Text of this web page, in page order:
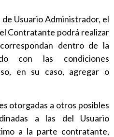
Usuario Administrador, el
Contratante podrá realizar
dentro de la
con las condiciones
en su caso, agregar o
otorgadas a otros posibles
a las del Usuario
a la parte contratante,